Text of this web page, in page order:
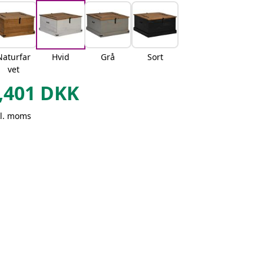
vet
Hvid Grå Sort
DKK
moms